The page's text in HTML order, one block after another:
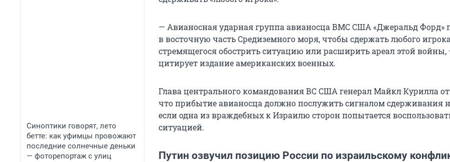
Синоптики говорят, лето
бетте: как уфимцы провожают
последние солнечные деньки
— фоторепортаж с улиц
— Авианосная ударная группа авианосца ВМС США «Джеральд Форд»
в восточную часть Средиземного моря, чтобы сдержать любого
стремящегося обострить ситуацию или расширить ареал этой войны,
цитирует издание американских военных.
Глава центрального командования ВС США генерал Майкл Курилла
что прибытие авианосца должно послужить сигналом сдерживания
если одна из враждебных к Израилю сторон попытается
ситуацией.
Путин озвучил позицию России по израильскому